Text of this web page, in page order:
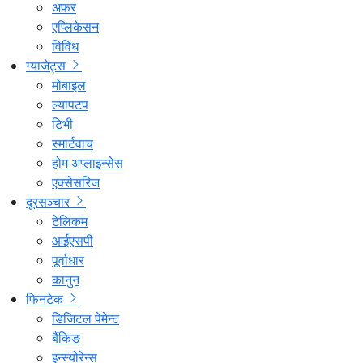
अफर
एप्लिकेसन
विविध
ग्याजेट्स
मोबाइल
ल्यापटप
टिभी
स्मार्टवाच
होम अप्लाइन्सेस
एक्सेसरिज
दूरसञ्चार
टेलिकम
आईएसपी
पूर्वाधार
कानुन
फिनटेक
डिजिटल पेमेन्ट
बैंकिङ
इन्स्योरेन्स